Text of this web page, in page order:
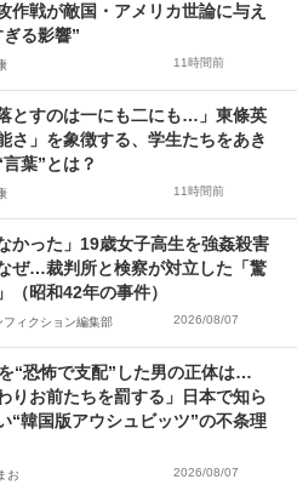
作戦が敵国・アメリカ世論に与え
る影響”
11時間前
落とすのは一にも二にも…」東條英
さ」を象徴する、学生たちをあき
葉”とは？
11時間前
かった」19歳女子高生を強姦殺害
ぜ…裁判所と検察が対立した「驚
（昭和42年の事件）
フィクション編集部 2026/08/07
“恐怖で支配”した男の正体は…
りお前たちを罰する」日本で知ら
“韓国版アウシュビッツ”の不条理
お 2026/08/07